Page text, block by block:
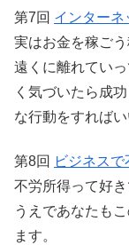
第7回 インター
実はお金を稼ご
遠くに離れてい
く気づいたら成
な行動をすれば
第8回 ビジネスで
不労所得って好
うえであなたも
ます。